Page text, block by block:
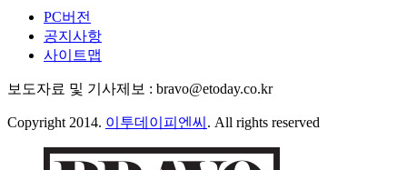
PC버전
공지사항
사이트맵
보도자료 및 기사제보 : bravo@etoday.co.kr
Copyright 2014. 이투데이피엔씨 . All rights reserved